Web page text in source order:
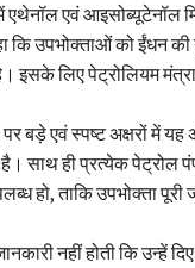
एथेनॉल एवं आइसोब्यूटेनॉल
कि उपभोक्ताओं को ईंधन
इसके लिए पेट्रोलियम
बड़े एवं स्पष्ट अक्षरों में यह
साथ ही प्रत्येक पेट्रोल
हो, ताकि उपभोक्ता
नहीं होती कि उन्हें